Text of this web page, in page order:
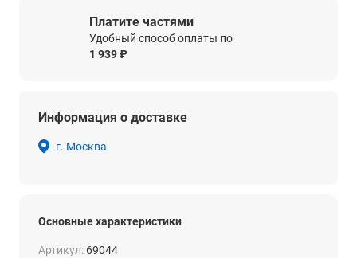
Платите частями
Удобный способ оплаты по
1 939 ₽
Информация о доставке
г. Москва
Основные характеристики
Артикул: 69044